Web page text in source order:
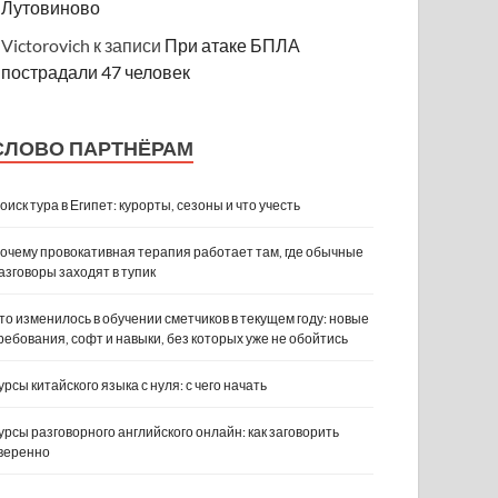
Лутовиново
Victorovich к записи При атаке БПЛА
пострадали 47 человек
ПАРТНЁРАМ
тура в Египет: курорты, сезоны и что учесть
провокативная терапия работает там, где обычные
заходят в тупик
изменилось в обучении сметчиков в текущем году: новые
софт и навыки, без которых уже не обойтись
китайского языка с нуля: с чего начать
разговорного английского онлайн: как заговорить